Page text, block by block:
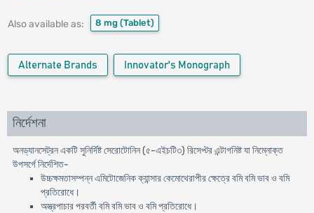
Also available as: 8 mg (Tablet)
Alternate Brands Innovator's Monograph
নির্দেশনা
অনড্যানসেট্‌রন একটি সুনির্দিষ্ট সেরােটোনিন (৫-এইচটি৩) রিসেপ্টর এন্টাগনিষ্ট যা নিম্নোক্ত
উপসর্গে নির্দেশিত-
উচ্চক্ষমতাসম্পন্ন এমিটোজেনিক ক্যান্সার কেমােথেরাপীর ক্ষেত্রে বমি বমি ভাব ও বমি
প্রতিরােধে।
অস্ত্রপাচার পরবর্তী বমি বমি ভাব ও বমি প্রতিরােধে।